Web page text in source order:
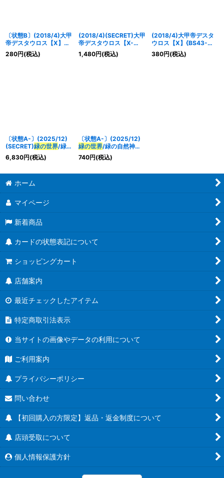
〔状態B〕(2018/4)大甲
帝デスタウロス【X】
{BS43-RVX04}《多》
280円(税込)
(2018/4)(SECRET)大甲
帝デスタウロス【X-
SEC】{BS43-RVX04}
《多》
1,480円(税込)
(2018/4)大甲帝デスタ
ウロス【X】{BS43-
RVX04}《多》
380円(税込)
〔状態A-〕(2025/12)
(SECRET)緑の世界/緑の
自然神【CP-SEC】
{BS73-TCP03a/BS73-
6,830円(税込)
〔状態A-〕(2025/12)
緑の世界/緑の自然神
【CP】{BS73-
TCP03a/BS73-
740円(税込)
ホーム
マイページ
新着商品
カードの状態表記について
ショッピングカート
店舗案内
最近チェックしたアイテム
特定商取引法表示
当サイトの画像やデータの利用について
ご利用案内
プライバシーポリシー
問い合わせ
【初回購入の方限定】返品・返金制度について
店頭受取について
個人情報保護方針